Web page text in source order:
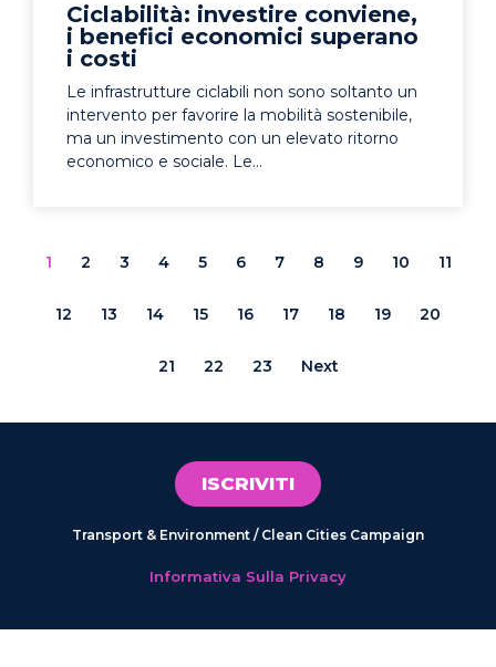
Ciclabilità: investire conviene,
i benefici economici superano
i costi
Le infrastrutture ciclabili non sono soltanto un
intervento per favorire la mobilità sostenibile,
ma un investimento con un elevato ritorno
economico e sociale. Le...
1 2 3 4 5 6 7 8 9 10 11
12 13 14 15 16 17 18 19 20
21 22 23 Next
ISCRIVITI
Transport & Environment / Clean Cities Campaign
Informativa Sulla Privacy